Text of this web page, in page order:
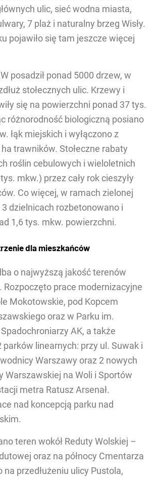
ulic, sieć wodna miasta,
7 plaż i naturalny brzeg Wisły.
pojawiło się tam jeszcze więcej
posadził ponad 5000 drzew, w
stołecznych ulic. Krzewy i
się na powierzchni ponad 37 tys.
różnorodność biologiczną posiano
łąk miejskich i wyłączono z
trawników. Stołeczne rabaty
roślin cebulowych i wieloletnich
mkw.) przez cały rok cieszyły
Co więcej, w ramach zielonej
dzielnicach rozbetonowano i
1,6 tys. mkw. powierzchni.
dla mieszkańców
o najwyższą jakość terenów
Rozpoczęto prace modernizacyjne
Mokotowskie, pod Kopcem
oraz w Parku im.
AK, a także
linearnych: przy ul. Suwak i
Warszawy oraz 2 nowych
Warszawskiej na Woli i Sportów
metra Ratusz Arsenał.
nad koncepcją parku nad
teren wokół Reduty Wolskiej –
oraz na północy Cmentarza
na przedłużeniu ulicy Pustola,